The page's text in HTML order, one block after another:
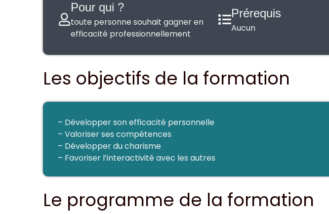
Pour qui ?
toute personne souhait gagner en
efficacité professionnellement
Prérequis
Aucun
Les objectifs de la formation
– Développer son efficacité personnelle
– Valoriser ses compétences
– Développer du charisme
– Favoriser l’interactivité avec les autres
Le programme de la formation